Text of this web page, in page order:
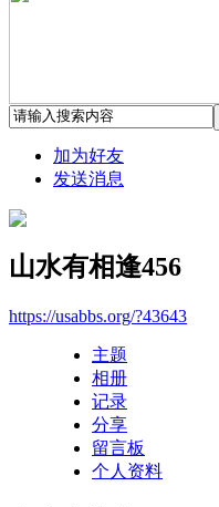
加为好友
发送消息
山水有相逢456
https://usabbs.org/?43643
主题
相册
记录
分享
留言板
个人资料